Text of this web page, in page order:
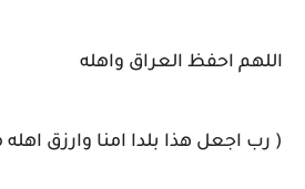
اللهم احفظ العراق واهله
( رب اجعل هذا بلدا امنا وارزق